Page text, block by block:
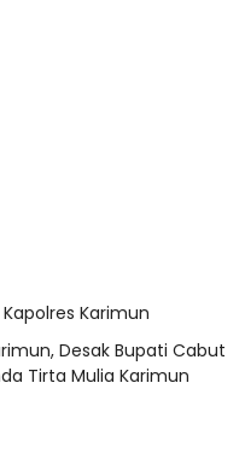
Karimun
Desak Bupati Cabut
Tirta Mulia Karimun